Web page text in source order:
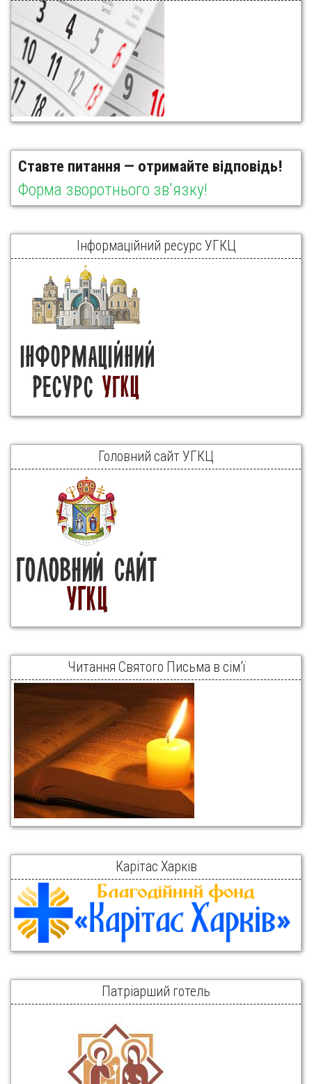
Ставте питання — отримайте відповідь!
Форма зворотнього зв'язку!
Інформаційний ресурс УГКЦ
Головний сайт УГКЦ
Читання Святого Письма в сім’ї
Карітас Харків
Патріарший готель